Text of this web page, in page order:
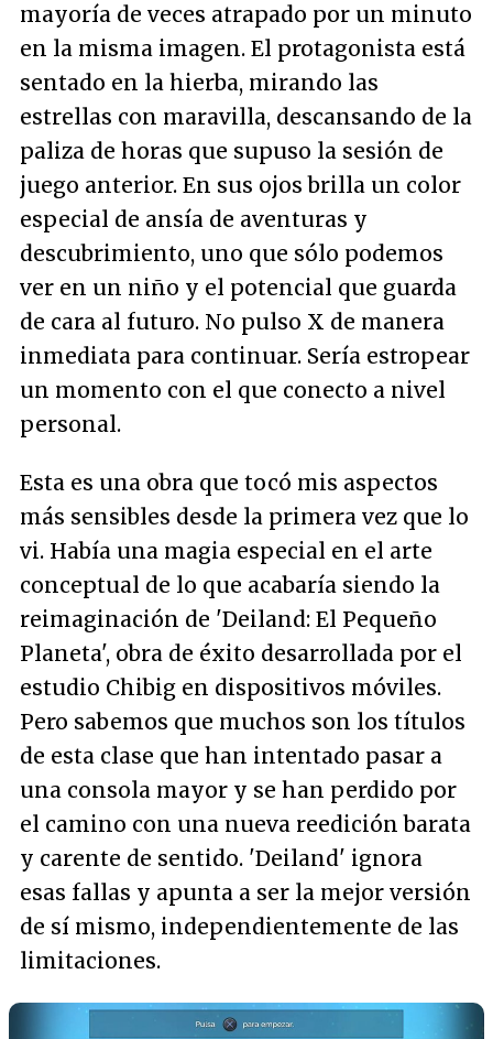
mayoría de veces atrapado por un minuto
en la misma imagen. El protagonista está
sentado en la hierba, mirando las
estrellas con maravilla, descansando de la
paliza de horas que supuso la sesión de
juego anterior. En sus ojos brilla un color
especial de ansía de aventuras y
descubrimiento, uno que sólo podemos
ver en un niño y el potencial que guarda
de cara al futuro. No pulso X de manera
inmediata para continuar. Sería estropear
un momento con el que conecto a nivel
personal.
Esta es una obra que tocó mis aspectos
más sensibles desde la primera vez que lo
vi. Había una magia especial en el arte
conceptual de lo que acabaría siendo la
reimaginación de 'Deiland: El Pequeño
Planeta', obra de éxito desarrollada por el
estudio Chibig en dispositivos móviles.
Pero sabemos que muchos son los títulos
de esta clase que han intentado pasar a
una consola mayor y se han perdido por
el camino con una nueva reedición barata
y carente de sentido. 'Deiland' ignora
esas fallas y apunta a ser la mejor versión
de sí mismo, independientemente de las
limitaciones.